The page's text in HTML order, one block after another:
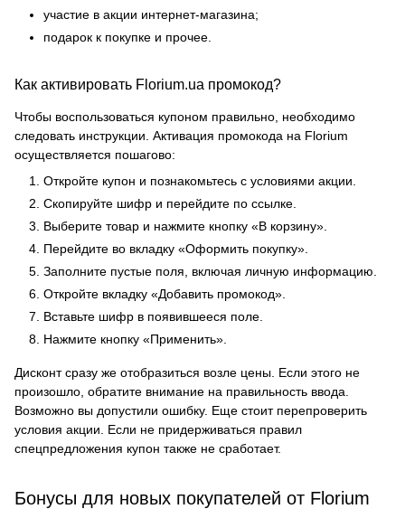
участие в акции интернет-магазина;
подарок к покупке и прочее.
Как активировать Florium.ua промокод?
Чтобы воспользоваться купоном правильно, необходимо
следовать инструкции. Активация промокода на Florium
осуществляется пошагово:
Откройте купон и познакомьтесь с условиями акции.
Скопируйте шифр и перейдите по ссылке.
Выберите товар и нажмите кнопку «В корзину».
Перейдите во вкладку «Оформить покупку».
Заполните пустые поля, включая личную информацию.
Откройте вкладку «Добавить промокод».
Вставьте шифр в появившееся поле.
Нажмите кнопку «Применить».
Дисконт сразу же отобразиться возле цены. Если этого не
произошло, обратите внимание на правильность ввода.
Возможно вы допустили ошибку. Еще стоит перепроверить
условия акции. Если не придерживаться правил
спецпредложения купон также не сработает.
Бонусы для новых покупателей от Florium